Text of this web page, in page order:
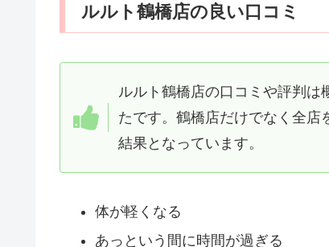
ルルト鶴橋店の良い口コミ
ルルト鶴橋店の口コミや評判は
たです。鶴橋店だけでなく全店
結果となっています。
体が軽くなる
あっという間に時間が過ぎる